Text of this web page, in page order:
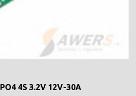
4S 3.2V 12V-30A